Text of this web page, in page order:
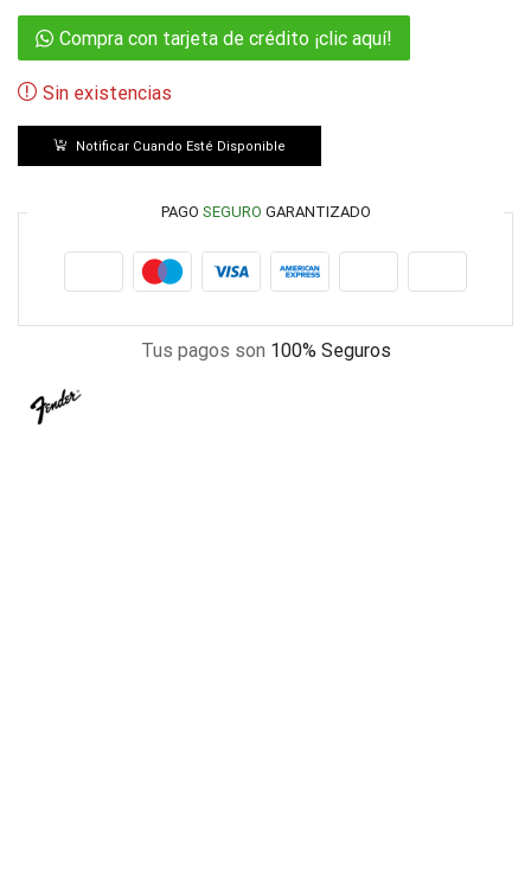
Compra con tarjeta de crédito ¡clic aquí!
Sin existencias
Notificar Cuando Esté Disponible
PAGO SEGURO GARANTIZADO
Tus pagos son 100% Seguros